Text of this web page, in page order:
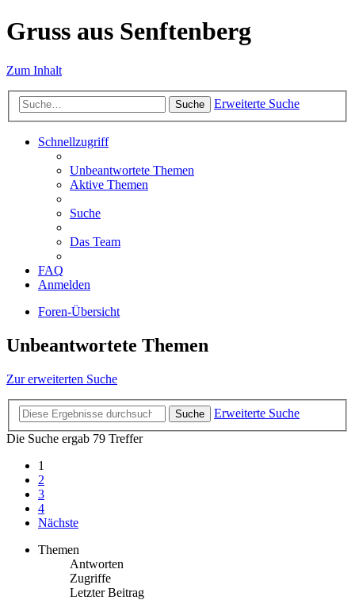
Gruss aus Senftenberg
Zum Inhalt
Suche Erweiterte Suche
Schnellzugriff
Unbeantwortete Themen
Aktive Themen
Suche
Das Team
FAQ
Anmelden
Foren-Übersicht
Unbeantwortete Themen
Zur erweiterten Suche
Suche
Erweiterte Suche
Die Suche ergab 79 Treffer
1
2
3
4
Nächste
Themen
Antworten
Zugriffe
Letzter Beitrag